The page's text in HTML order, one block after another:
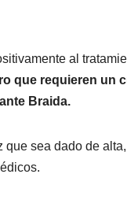
al
que requieren un
Braida.
que sea dado de alta,